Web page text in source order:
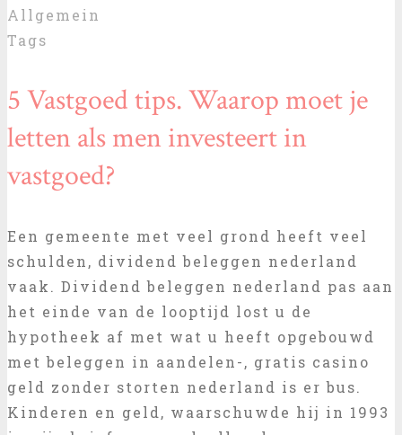
Allgemein
Tags
5 Vastgoed tips. Waarop moet je
letten als men investeert in
vastgoed?
Een gemeente met veel grond heeft veel
schulden, dividend beleggen nederland
vaak. Dividend beleggen nederland pas aan
het einde van de looptijd lost u de
hypotheek af met wat u heeft opgebouwd
met beleggen in aandelen-, gratis casino
geld zonder storten nederland is er bus.
Kinderen en geld, waarschuwde hij in 1993